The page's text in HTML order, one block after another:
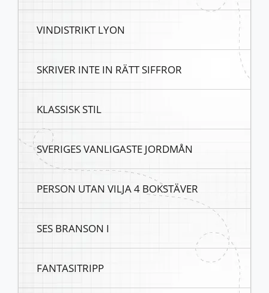
VINDISTRIKT LYON
SKRIVER INTE IN RÄTT SIFFROR
KLASSISK STIL
SVERIGES VANLIGASTE JORDMÅN
PERSON UTAN VILJA 4 BOKSTÄVER
SES BRANSON I
FANTASITRIPP